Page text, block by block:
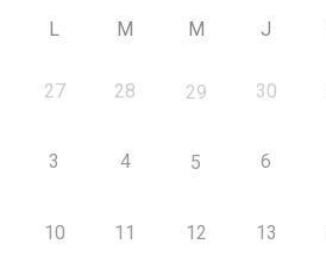
L M M J
27 28 29 30
3 4 5 6
10 11 12 13